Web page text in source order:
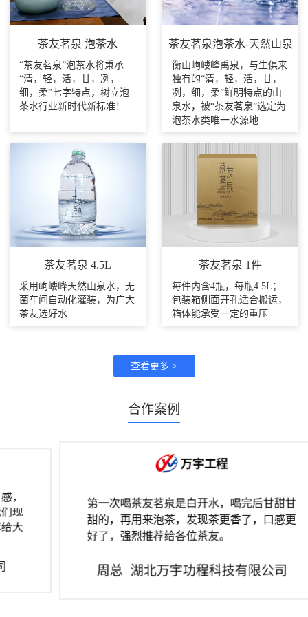
茶友茗泉 泡茶水
“茶友茗泉”泡茶水将秉承
“清，轻，活，甘，冽，
细，柔”七字特点，树立泡
茶水行业新时代新标准！
茶友茗泉泡茶水-天然山泉
衡山岣嵝峰禹泉，与生俱来
独有的“清，轻，活，甘，
冽，细，柔”鲜明特点的山
泉水，被“茶友茗泉”选定为
泡茶水类唯一水源地
茶友茗泉 4.5L
采用岣嵝峰天然山泉水，无
菌车间自动化灌装，为广大
茶友选好水
茶友茗泉 1件
每件内含4瓶，每瓶4.5L；
包装箱侧面开孔适合搬运，
箱体能承受一定的重压
查看更多 >
合作案例
第一次喝茶友茗泉是白开水，喝完后甘甜甘
甜的，再用来泡茶，发现茶更香了，口感更
好了，强烈推荐给各位茶友。
湖北万宇功程科技有限公司